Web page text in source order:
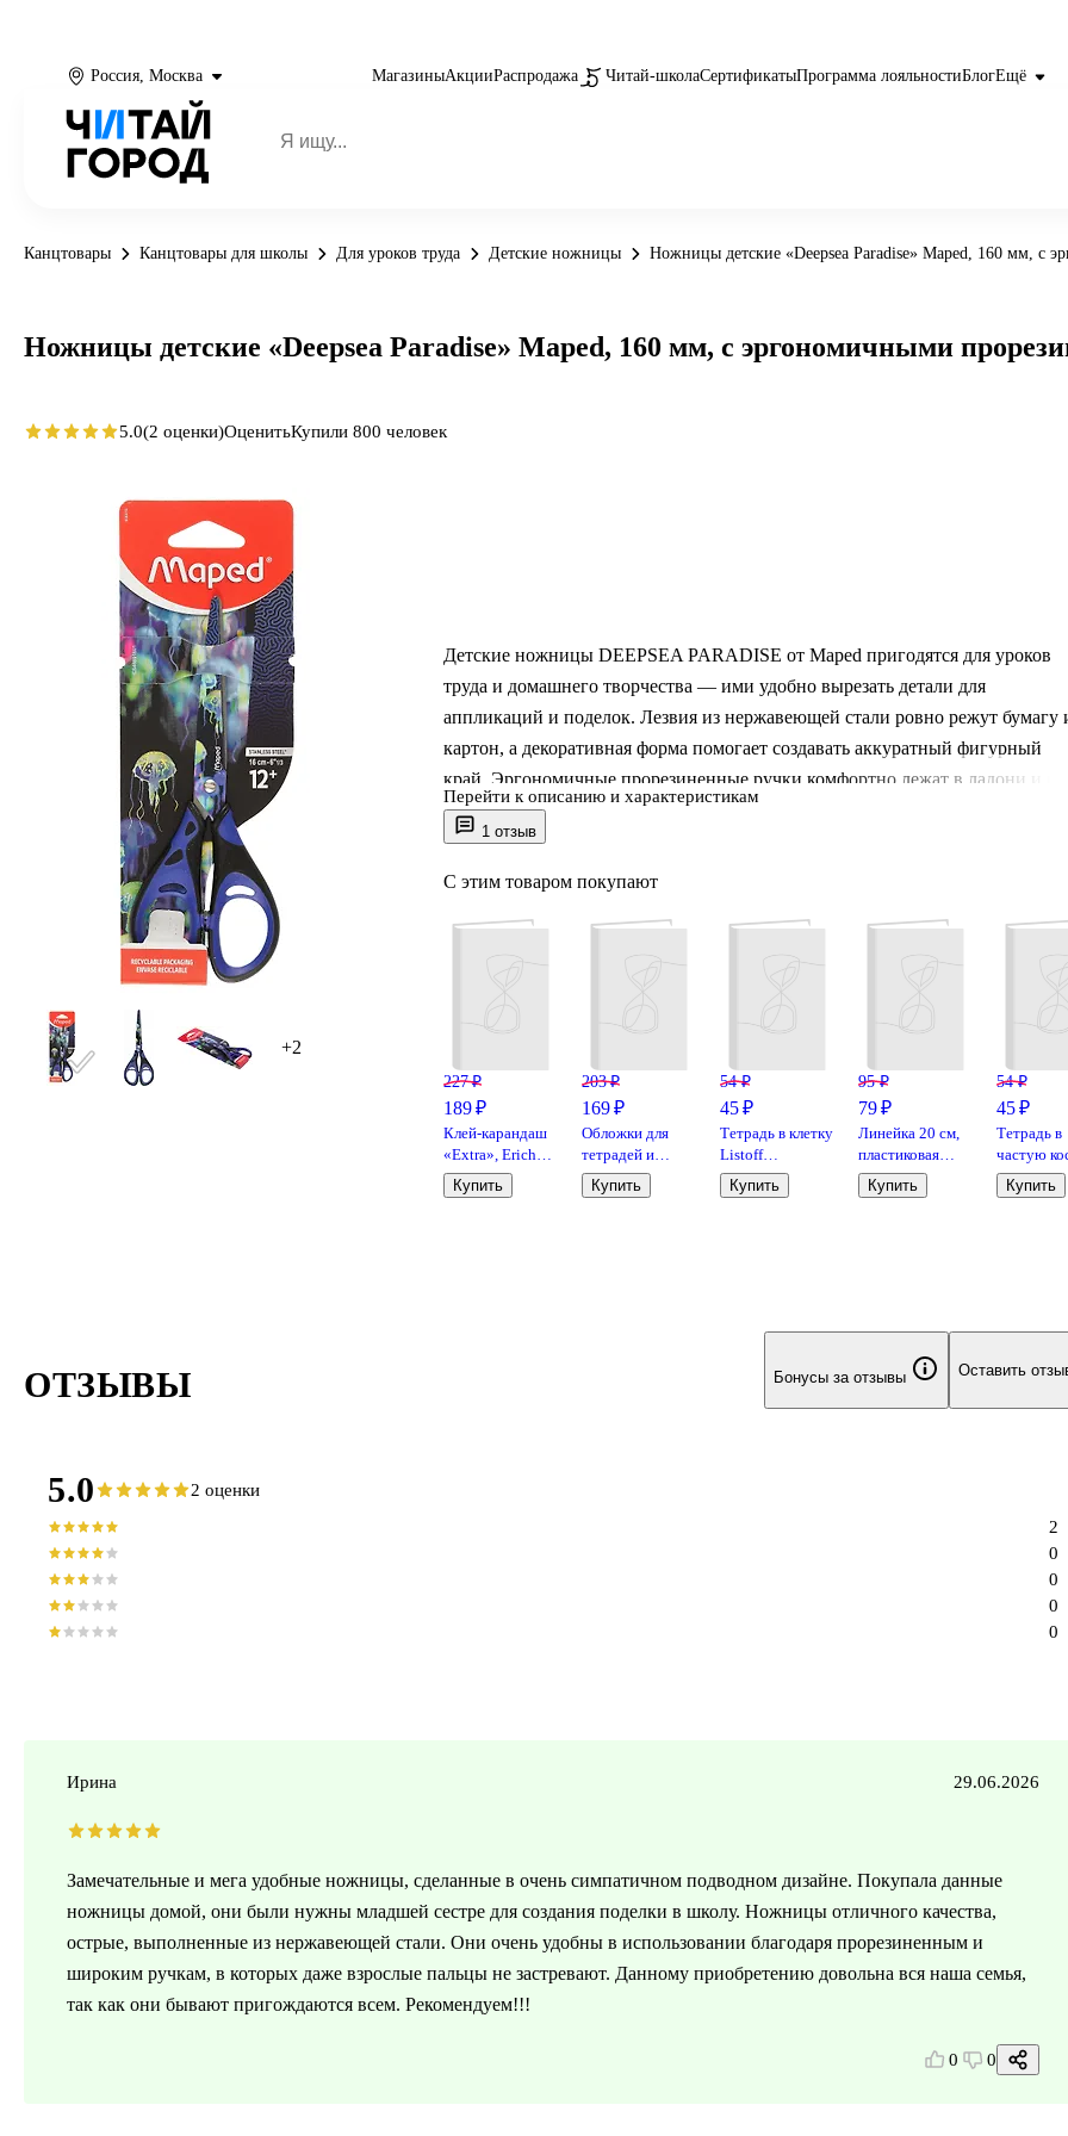
Россия, Москва МагазиныАкцииРаспродажа Читай-школаСертификатыПрограмма лояльностиБлогЕщё
Канцтовары Канцтовары для школы Для уроков труда Детские ножницы Ножницы детские «Deepsea Paradise» Maped, 160 мм, с
+2
1 отзыв
Детские ножницы DEEPSEA PARADISE от Maped пригодятся для уроков
труда и домашнего творчества — ими удобно вырезать детали для
аппликаций и поделок. Лезвия из нержавеющей стали ровно режут бумагу
картон, а декоративная форма помогает создавать аккуратный фигурный
край. Эргономичные прорезиненные ручки комфортно лежат в ладони и не
скользят, поэтому ребёнку легче контролировать рез. Длина ножниц — 160
мм. Предусмотрен подвес для хранения на крючке или в пенале.
Перейти к описанию и характеристикам
С этим товаром покупают
227 ₽
189 ₽
Клей-карандаш
«Extra», Erich
Krause, 15 г
Купить
203 ₽
169 ₽
Обложки для
тетрадей и
дневников, 100
мкм, 210х350
Купить
54 ₽
45 ₽
Тетрадь в клетку
Listoff
«Классическая
серия» в
Купить
95 ₽
79 ₽
Линейка 20 см,
пластиковая
«Neon»,
GoodMark
Купить
54 ₽
45 ₽
Тетрадь в
частую
линейку
Купить
Ножницы детские «Deepsea Paradise» Maped, 160 мм, с эргономичными
5.0(2 оценки)ОценитьКупили 800 человек
ОТЗЫВЫ Бонусы за отзывы Оставить
5.0 2 оценки
0
0
0
0
2
Ирина 29.06.2026
Замечательные и мега удобные ножницы, сделанные в очень симпатичном подводном дизайне. Покупала данные
ножницы домой, они были нужны младшей сестре для создания поделки в школу. Ножницы отличного качества,
острые, выполненные из нержавеющей стали. Они очень удобны в использовании благодаря прорезиненным и
широким ручкам, в которых даже взрослые пальцы не застревают. Данному приобретению довольна вся наша семья,
так как они бывают пригождаются всем. Рекомендуем!!!
0 0